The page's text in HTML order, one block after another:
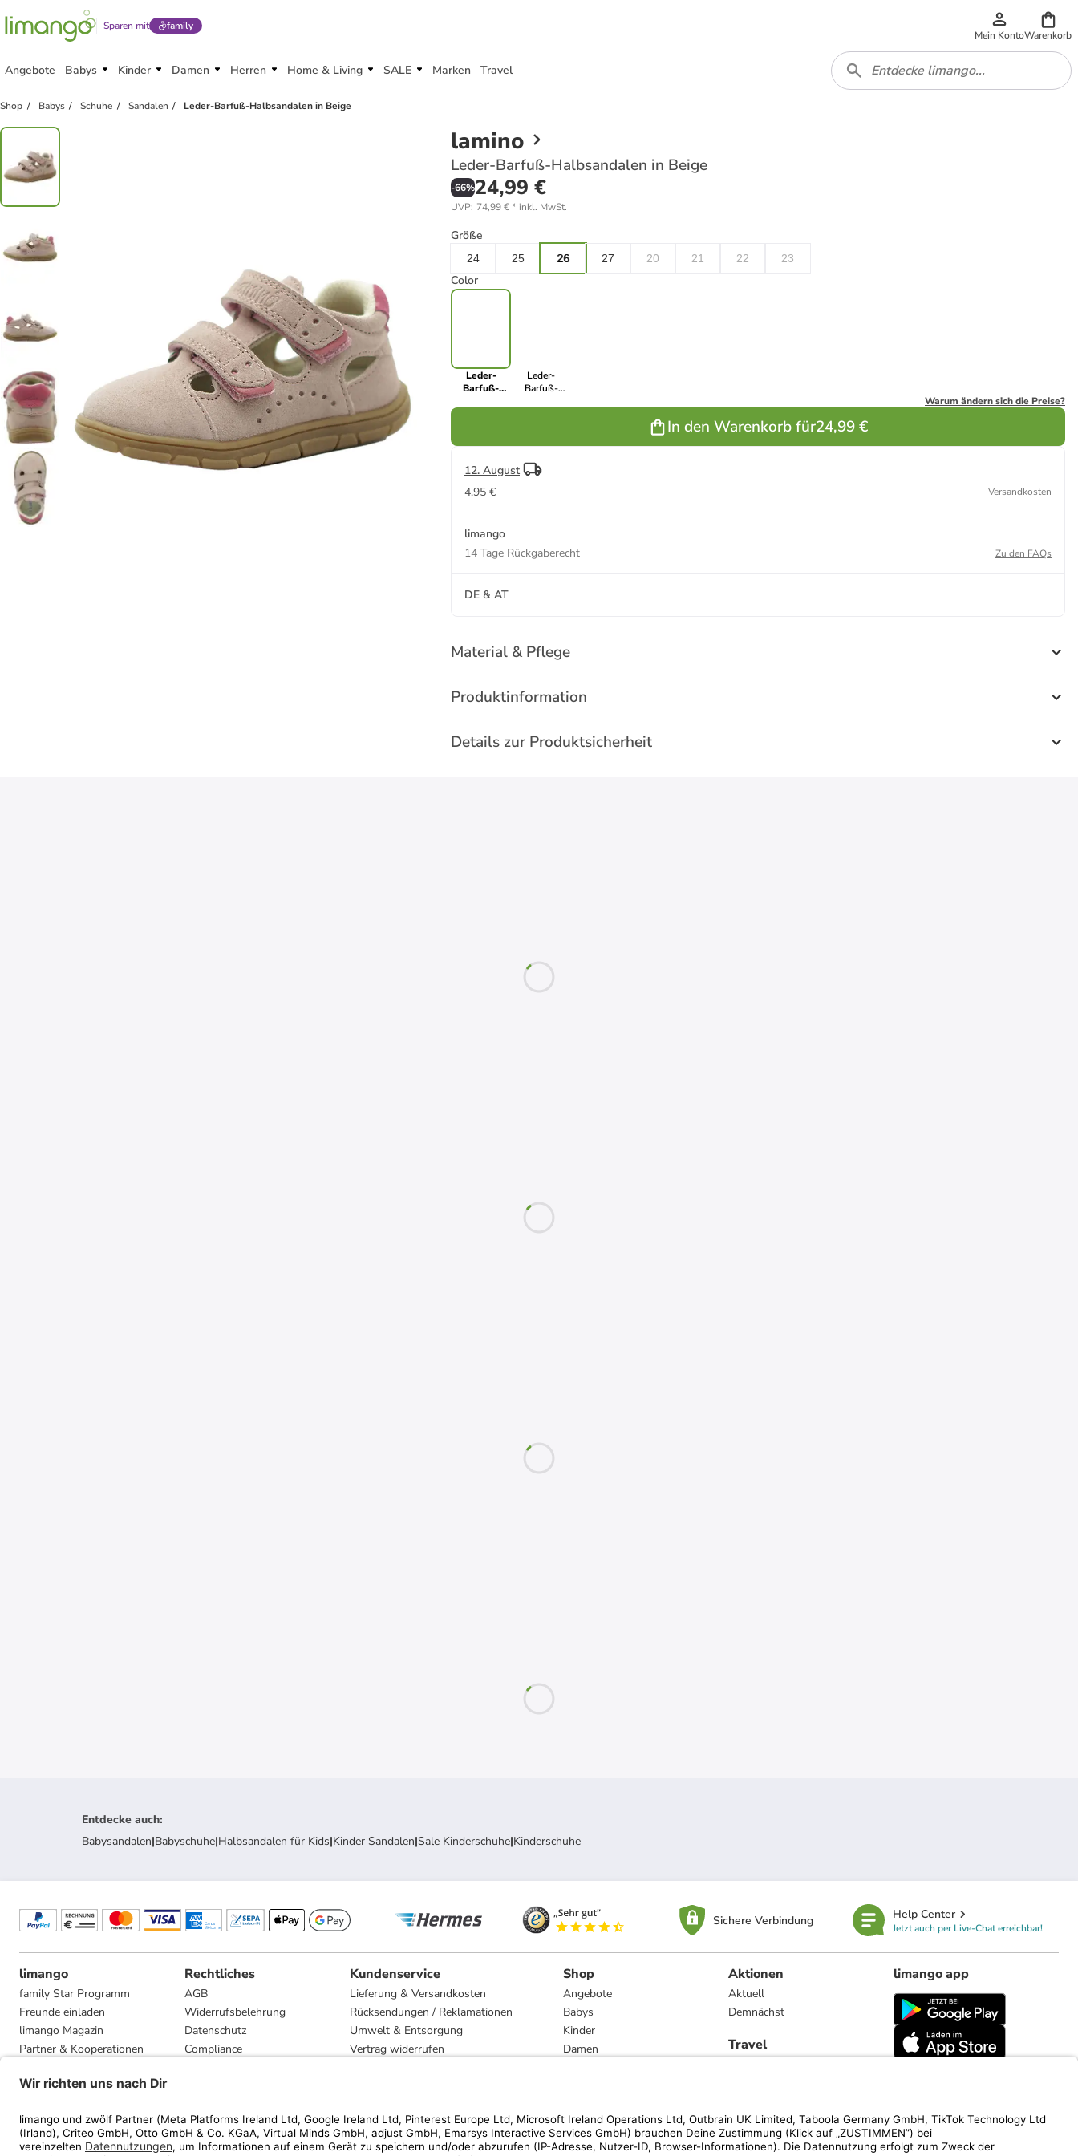
Sparen mit family
Mein KontoWarenkorb
Angebote Babys Kinder Damen Herren Home & Living SALE Marken Travel
Shop Babys Schuhe Sandalen Leder-Barfuß-Halbsandalen in Beige
lamino
Leder-Barfuß-Halbsandalen in Beige
-66%24,99 €
UVP: 74,99 €* inkl. MwSt.
Größe
24 25 26 27 20 21 22 23
Color
Leder-
Barfuß-
Leder-
Barfuß-
Warum ändern sich die Preise?
In den Warenkorb für24,99 €
12. August
4,95 €
Versandkosten
limango
14 Tage Rückgaberecht
Zu den FAQs
DE & AT
Material & Pflege
Produktinformation
Details zur Produktsicherheit
Entdecke auch:
Babysandalen|Babyschuhe|Halbsandalen für Kids|Kinder Sandalen|Sale Kinderschuhe|Kinderschuhe
Sichere Verbindung Help Center
Jetzt auch per Live-Chat erreichbar!
limango
family Star Programm
Freunde einladen
limango Magazin
Partner & Kooperationen
Presse
Rechtliches
AGB
Widerrufsbelehrung
Datenschutz
Compliance
Kundenservice
Lieferung & Versandkosten
Rücksendungen / Reklamationen
Umwelt & Entsorgung
Vertrag widerrufen
Shop
Angebote
Babys
Kinder
Damen
Marken
Aktionen
Aktuell
Demnächst
Travel
limango app